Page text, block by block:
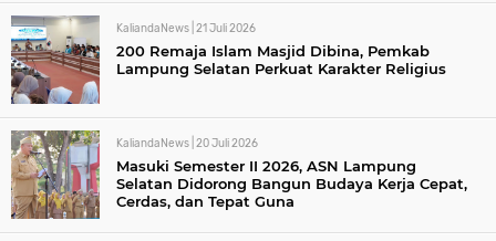
KaliandaNews | 21 Juli 2026
200 Remaja Islam Masjid Dibina, Pemkab
Lampung Selatan Perkuat Karakter Religius
KaliandaNews | 20 Juli 2026
Masuki Semester II 2026, ASN Lampung
Selatan Didorong Bangun Budaya Kerja Cepat,
Cerdas, dan Tepat Guna